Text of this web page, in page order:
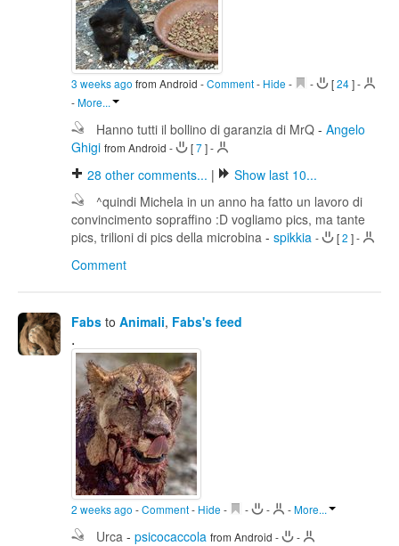
3 weeks ago from Android -Comment- Hide - - [24]-
-More...
Hanno tutti il bollino di garanzia di MrQ - Angelo
Ghigi from Android - [7]-
28 other comments... |
Show last 10...
^quindi Michela in un anno ha fatto un lavoro di
convincimento sopraffino :D vogliamo pics, ma tante
pics, trilioni di pics della microbina - spikkia - [2 ]-
Comment
Fabs to Animali, Fabs's feed
.
2 weeks ago -Comment- Hide - - - -More...
Urca - psicocaccola from Android - -